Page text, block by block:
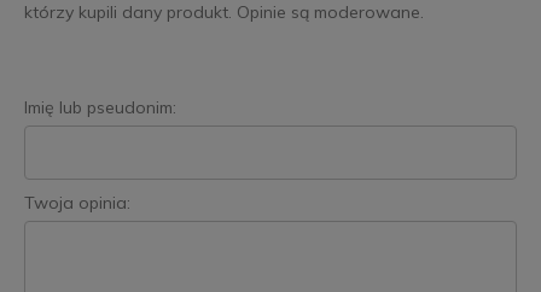
którzy kupili dany produkt. Opinie są moderowane.
Imię lub pseudonim:
Twoja opinia: